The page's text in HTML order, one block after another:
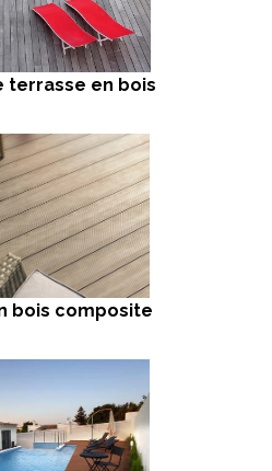
terrasse en bois
bois composite